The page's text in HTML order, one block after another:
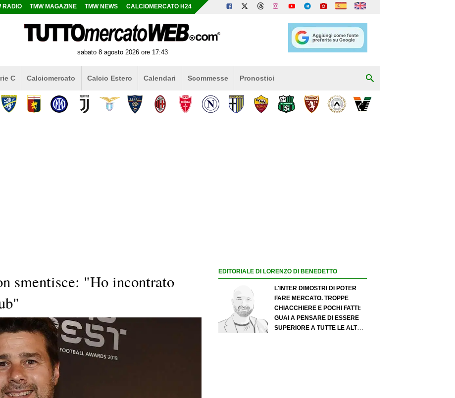
RADIO TMW MAGAZINE TMW NEWS CALCIOMERCATO H24
sabato 8 agosto 2026 ore 17:43
C Calciomercato Calcio Estero Calendari Scommesse Pronostici
smentisce: "Ho incontrato
EDITORIALE DI LORENZO DI BENEDETTO
L'INTER DIMOSTRI DI POTER
FARE MERCATO. TROPPE
CHIACCHIERE E POCHI FATTI:
GUAI A PENSARE DI ESSERE
SUPERIORE A TUTTE LE ALTRE